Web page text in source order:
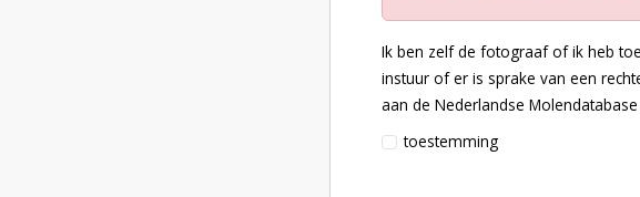
Ik ben zelf de fotograaf of ik heb
instuur of er is sprake van een
aan de Nederlandse
toestemming